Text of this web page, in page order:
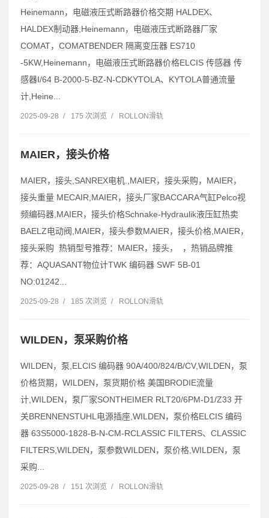
Heinemann，电磁液压式断路器价格交期 HALDEX、
HALDEX制动器,Heinemann，电磁液压式断路器厂家
COMAT，COMATBENDER 隔离变压器 ES710
-5KW,Heinemann，电磁液压式断路器价格ELCIS 传感器 传
感器I/64 B-2000-5-BZ-N-CDKYTOLA、KYTOLA普通流量
计,Heine...
2025-09-28 / 175 次浏览 / ROLLON滑轨
MAIER，接头价格
MAIER，接头,SANREX电机.,MAIER，接头采购，MAIER，
接头重量 MECAIR,MAIER，接头厂家BACCARA气缸Pelco视
频编码器,MAIER，接头价格Schnake-Hydraulik液压缸热卖
BAELZ电动阀,MAIER，接头参数MAIER，接头价格,MAIER，
接头采购 热销型号推荐：MAIER，接头， ，热销品牌推
荐：AQUASANT物位计TWK 编码器 SWF 5B-01
NO:01242...
2025-09-28 / 185 次浏览 / ROLLON滑轨
WILDEN，泵采购价格
WILDEN，泵,ELCIS 编码器 90A/400/824/B/CV,WILDEN，泵
价格货期，WILDEN，泵货期价格 美国BRODIE流量
计,WILDEN，泵厂家SONTHEIMER RLT20/6PM-D1/Z33 开
关BRENNENSTUHL电源插座,WILDEN，泵价格ELCIS 编码
器 63S5000-1828-B-N-CM-RCLASSIC FILTERS、CLASSIC
FILTERS,WILDEN，泵参数WILDEN，泵价格,WILDEN，泵
采购...
2025-09-28 / 151 次浏览 / ROLLON滑轨